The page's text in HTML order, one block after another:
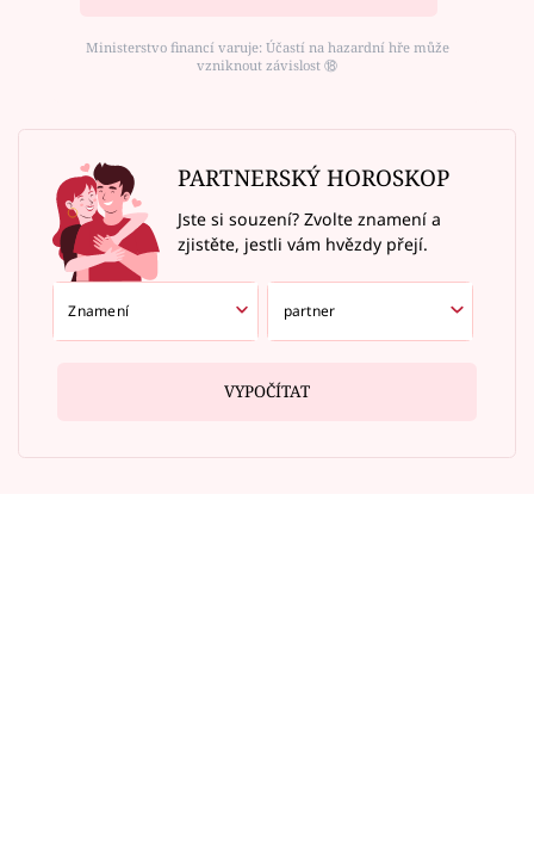
Ministerstvo financí varuje: Účastí na hazardní hře může
vzniknout závislost ⑱
PARTNERSKÝ HOROSKOP
Jste si souzení? Zvolte znamení a
zjistěte, jestli vám hvězdy přejí.
VYPOČÍTAT